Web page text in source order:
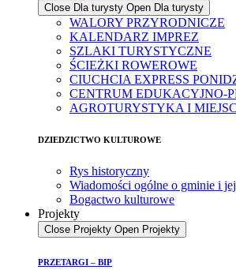
Close Dla turysty Open Dla turysty
WALORY PRZYRODNICZE
KALENDARZ IMPREZ
SZLAKI TURYSTYCZNE
ŚCIEŻKI ROWEROWE
CIUCHCIA EXPRESS
CENTRUM EDUKACYJNO-
AGROTURYSTYKA I
DZIEDZICTWO KULTUROWE
Rys historyczny
Wiadomości ogólne o gminie i
Bogactwo kulturowe
Projekty
Close Projekty Open Projekty
PRZETARGI – BIP